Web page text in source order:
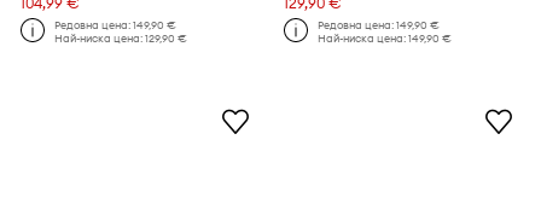
Редовна цена:149,90 €
Най-ниска цена:129,90 €
Редовна цена:149,90 €
Най-ниска цена:149,90 €